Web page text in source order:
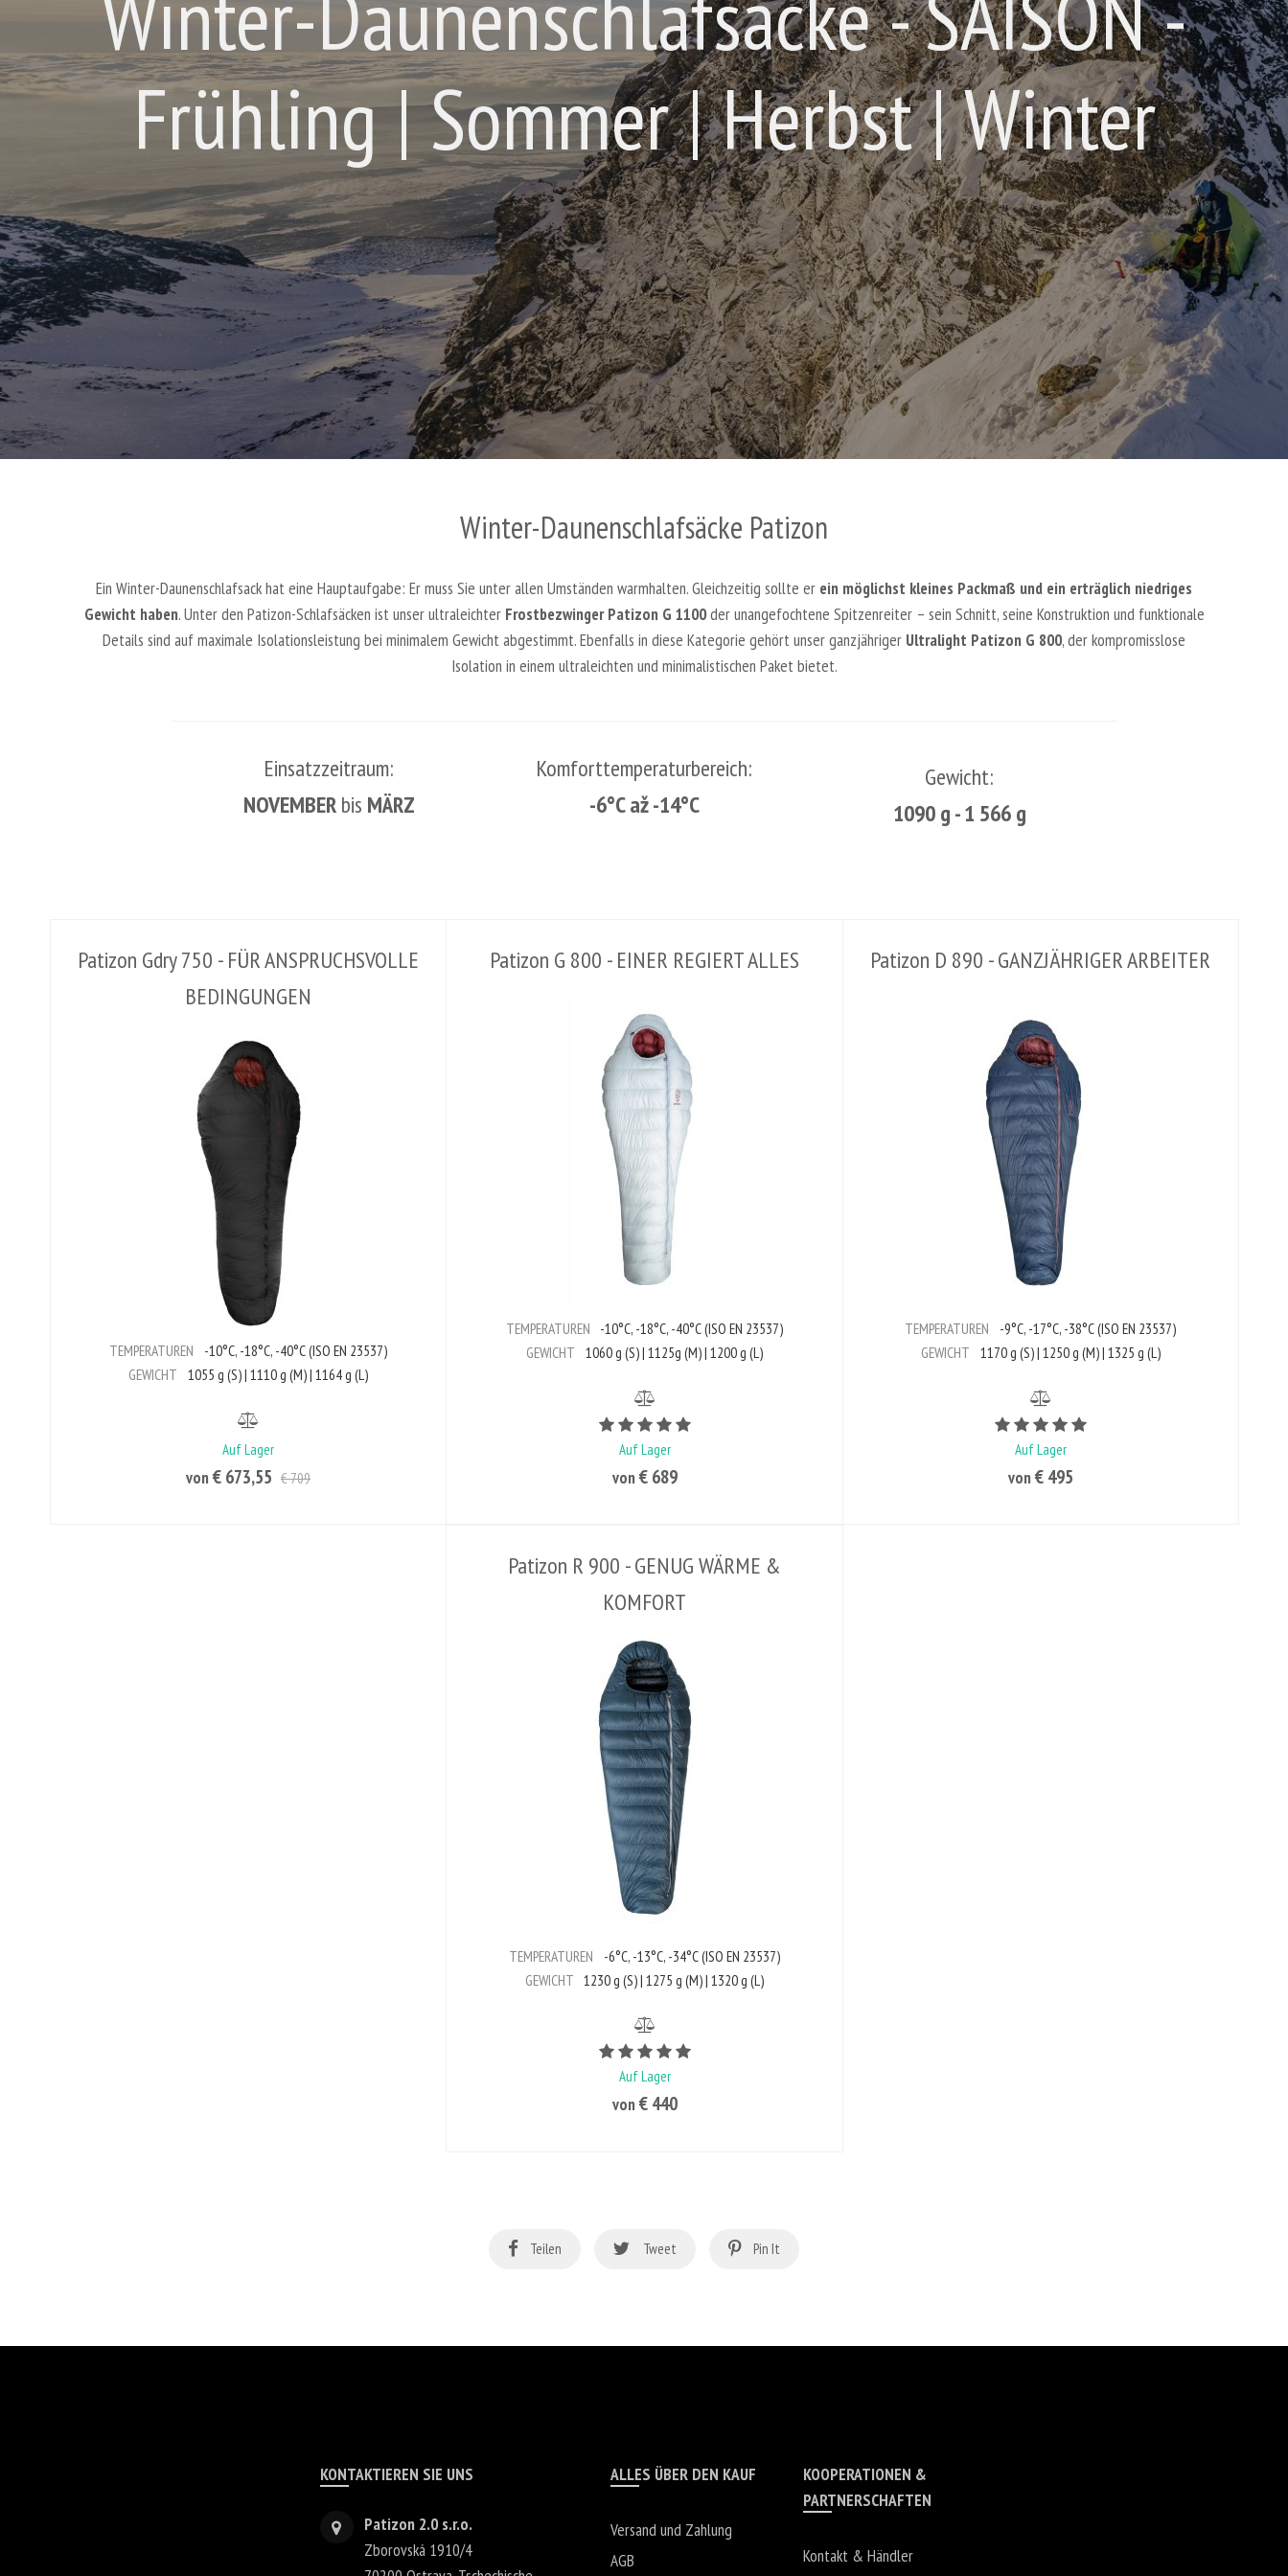
Frühling | Sommer | Herbst | Winter
Winter-Daunenschlafsäcke Patizon
Ein Winter-Daunenschlafsack hat eine Hauptaufgabe: Er muss Sie unter allen Umständen warmhalten. Gleichzeitig sollte er ein möglichst kleines Packmaß und ein erträglich niedriges
Gewicht haben. Unter den Patizon-Schlafsäcken ist unser ultraleichter Frostbezwinger Patizon G 1100der unangefochtene Spitzenreiter – sein Schnitt, seine Konstruktion und funktionale
Details sind auf maximale Isolationsleistung bei minimalem Gewicht abgestimmt. Ebenfalls in diese Kategorie gehört unser ganzjähriger Ultralight Patizon G 800, der kompromisslose
Isolation in einem ultraleichten und minimalistischen Paket bietet.
Einsatzzeitraum:
NOVEMBERbis MÄRZ
Komforttemperaturbereich:
-6°C až -14°C
Gewicht:
1090 g - 1 566 g
Patizon Gdry 750 - FÜR ANSPRUCHSVOLLE
BEDINGUNGEN
TEMPERATUREN
-10°C, -18°C, -40°C (ISO EN 23537)
GEWICHT 1055 g (S) | 1110 g (M) | 1164 g (L)
Auf Lager
von € 673,55 € 709
Patizon G 800 - EINER REGIERT ALLES
TEMPERATUREN -10°C, -18°C, -40°C (ISO EN 23537)
GEWICHT 1060 g (S) | 1125g (M) | 1200 g (L)
Auf Lager
von€ 689
Patizon D 890 - GANZJÄHRIGER ARBEITER
TEMPERATUREN
-9°C, -17°C, -38°C (ISO EN 23537)
GEWICHT 1170 g (S) | 1250 g (M) | 1325 g (L)
Auf Lager
von € 495
Patizon R 900 - GENUG WÄRME &
KOMFORT
TEMPERATUREN
-6°C, -13°C, -34°C (ISO EN 23537)
GEWICHT 1230 g (S) | 1275 g (M) | 1320 g (L)
Auf Lager
von€ 440
Teilen Tweet Pin It
KONTAKTIEREN SIE UNS
Patizon 2.0 s.r.o.
Zborovská 1910/4
ALLES ÜBER DEN KAUF
Versand und Zahlung
AGB
KOOPERATIONEN &
PARTNERSCHAFTEN
Kontakt & Händler